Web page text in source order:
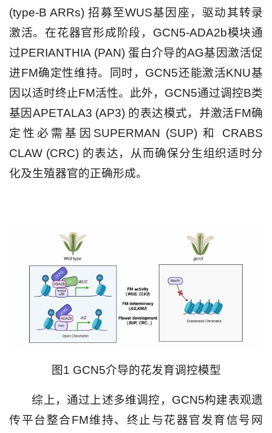
(type-B ARRs) 招募至WUS基因座，驱动其转录
激活。在花器官形成阶段，GCN5-ADA2b模块通
过PERIANTHIA (PAN) 蛋白介导的AG基因激活促
进FM确定性维持。同时，GCN5还能激活KNU基
因以适时终止FM活性。此外，GCN5通过调控B类
基因APETALA3 (AP3) 的表达模式，并激活FM确
定性必需基因SUPERMAN (SUP) 和 CRABS
CLAW (CRC) 的表达，从而确保分生组织适时分
化及生殖器官的正确形成。
图1 GCN5介导的花发育调控模型
综上，通过上述多维调控，GCN5构建表观遗
传平台整合FM维持、终止与花器官发育信号网